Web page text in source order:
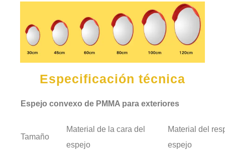
Especificación técnica
Espejo convexo de PMMA para exteriores
Tamaño
Material de la cara del
espejo
Material del
espejo